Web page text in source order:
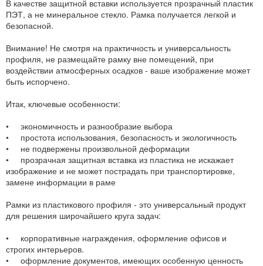
В качестве защитной вставки используется прозрачный пластик
ПЭТ, а не минеральное стекло. Рамка получается легкой и
безопасной.
Внимание! Не смотря на практичность и универсальность
профиля, не размещайте рамку вне помещений, при
воздействии атмосферных осадков - ваше изображение может
быть испорчено.
Итак, ключевые особенности:
• экономичность и разнообразие выбора
• простота использования, безопасность и экологичность
• не подвержены произвольной деформации
• прозрачная защитная вставка из пластика не искажает
изображение и не может пострадать при транспортировке,
замене информации в раме
Рамки из пластикового профиля - это универсальный продукт
для решения широчайшего круга задач:
• корпоративные награждения, оформление офисов и
строгих интерьеров.
• оформление документов, имеющих особенную ценность